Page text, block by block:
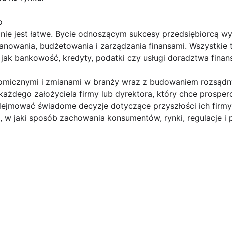
jest łatwe. Bycie odnoszącym sukcesy przedsiębiorcą
budżetowania i zarządzania finansami. Wszystkie
bankowość, kredyty, podatki czy usługi doradztwa
i zmianami w branży wraz z budowaniem
założyciela firmy lub dyrektora, który chce
świadome decyzje dotyczące przyszłości ich
jaki sposób zachowania konsumentów, rynki, regulacje i